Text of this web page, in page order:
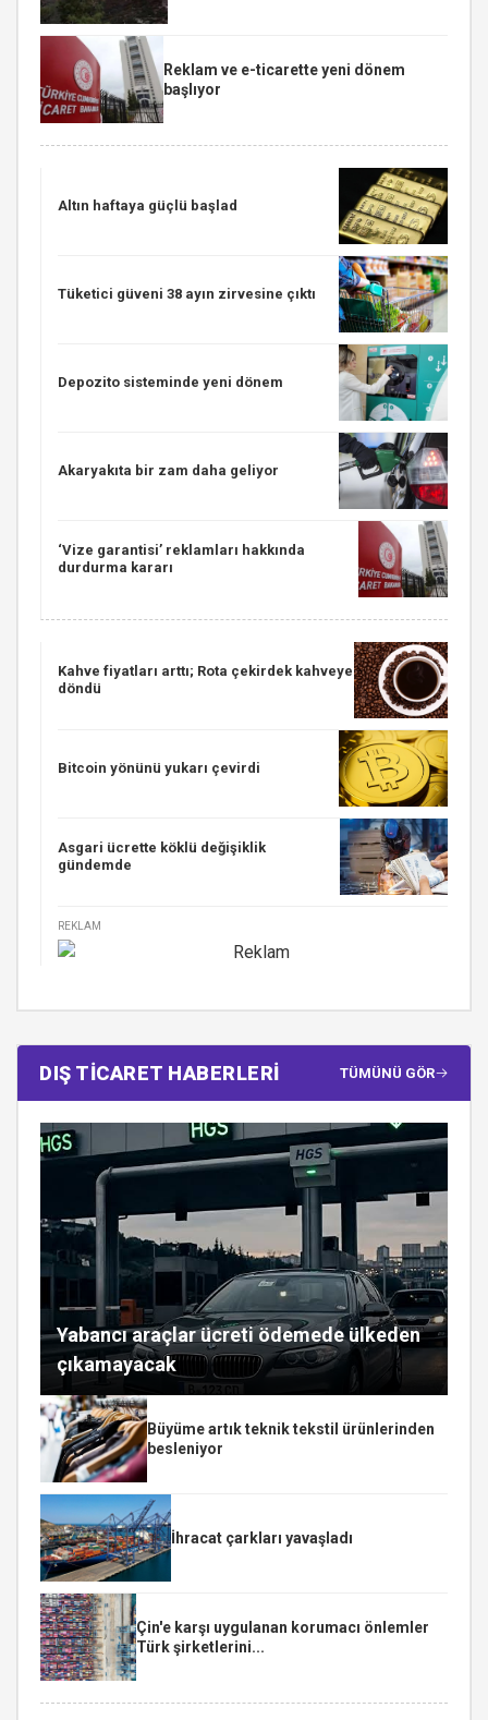
Reklam ve e-ticarette yeni dönem
başlıyor
Altın haftaya güçlü başlad
Tüketici güveni 38 ayın zirvesine çıktı
Depozito sisteminde yeni dönem
Akaryakıta bir zam daha geliyor
‘Vize garantisi’ reklamları hakkında
durdurma kararı
Kahve fiyatları arttı; Rota çekirdek kahveye
döndü
Bitcoin yönünü yukarı çevirdi
Asgari ücrette köklü değişiklik
gündemde
REKLAM
DIŞ TİCARET HABERLERİ TÜMÜNÜ GÖR
Yabancı araçlar ücreti ödemede ülkeden
çıkamayacak
Büyüme artık teknik tekstil ürünlerinden
besleniyor
İhracat çarkları yavaşladı
Çin'e karşı uygulanan korumacı önlemler
Türk şirketlerini...